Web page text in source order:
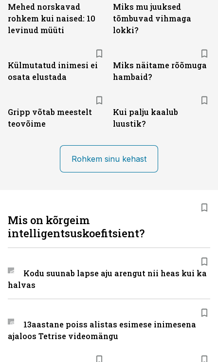
Mehed norskavad
rohkem kui naised: 10
levinud müüti
Miks mu juuksed
tõmbuvad vihmaga
lokki?
Külmutatud inimesi ei
osata elustada
Miks näitame rõõmuga
hambaid?
Gripp võtab meestelt
teovõime
Kui palju kaalub
luustik?
Rohkem sinu kehast
Mis on kõrgeim
intelligentsuskoefitsient?
Kodu suunab lapse aju arengut nii heas kui ka
halvas
13aastane poiss alistas esimese inimesena
ajaloos Tetrise videomängu